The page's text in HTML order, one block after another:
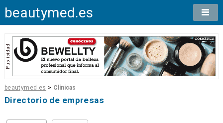
beautymed.es
beautymed.es > Clínicas
Directorio de empresas